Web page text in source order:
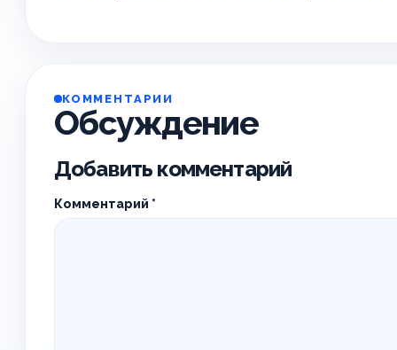
КОММЕНТАРИИ
Обсуждение
Добавить комментарий
Комментарий *